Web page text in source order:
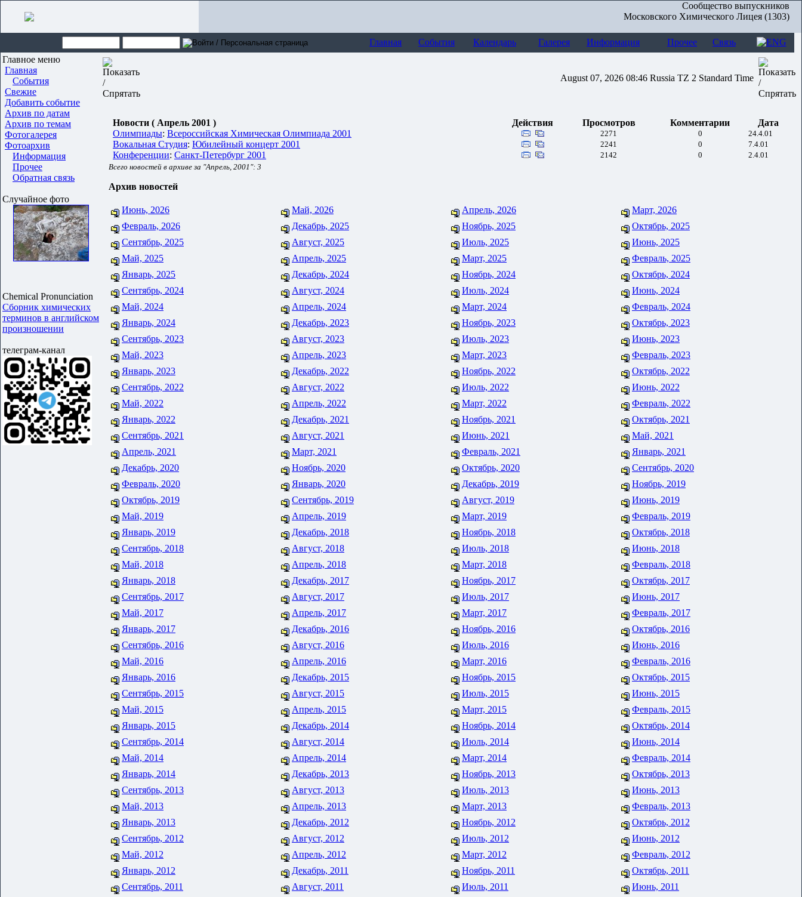
Сообщество выпускников
Московского Химического Лицея (1303)
Главная События Календарь Галерея Информация Прочее
Связь
Главное меню
Главная
События
Свежие
Добавить событие
Архив по датам
Архив по темам
Фотогалерея
Фотоархив
Информация
Прочее
Обратная связь
Случайное фото
Chemical Pronunciation
Сборник химических
терминов в английском
произношении
телеграм-канал
August 07, 2026 08:46 Russia TZ 2 Standard Time
Новости ( Апрель 2001 ) Действия Просмотров Комментарии
Дата
Олимпиады: Всероссийская Химическая Олимпиада 2001 2271 0 24.4.01
Вокальная Студия: Юбилейный концерт 2001 2241 0 7.4.01
Конференции: Санкт-Петербург 2001 2142 0
2.4.01
Всего новостей в архиве за "Апрель, 2001": 3
Архив новостей
Июнь, 2026 Май, 2026 Апрель, 2026
Март, 2026
Февраль, 2026
Декабрь, 2025 Ноябрь, 2025
Октябрь, 2025
Сентябрь, 2025
Август, 2025 Июль, 2025
Июнь, 2025
Май, 2025
Апрель, 2025 Март, 2025
Февраль, 2025
Январь, 2025
Декабрь, 2024 Ноябрь, 2024
Октябрь, 2024
Сентябрь, 2024
Август, 2024 Июль, 2024
Июнь, 2024
Май, 2024
Апрель, 2024 Март, 2024
Февраль, 2024
Январь, 2024
Декабрь, 2023 Ноябрь, 2023
Октябрь, 2023
Сентябрь, 2023
Август, 2023 Июль, 2023
Июнь, 2023
Май, 2023
Апрель, 2023 Март, 2023
Февраль, 2023
Январь, 2023
Декабрь, 2022 Ноябрь, 2022
Октябрь, 2022
Сентябрь, 2022
Август, 2022 Июль, 2022
Июнь, 2022
Май, 2022
Апрель, 2022 Март, 2022
Февраль, 2022
Январь, 2022
Декабрь, 2021 Ноябрь, 2021
Октябрь, 2021
Сентябрь, 2021
Август, 2021 Июнь, 2021
Май, 2021
Апрель, 2021
Март, 2021 Февраль, 2021
Январь, 2021
Декабрь, 2020
Ноябрь, 2020 Октябрь, 2020
Сентябрь, 2020
Февраль, 2020
Январь, 2020 Декабрь, 2019
Ноябрь, 2019
Октябрь, 2019
Сентябрь, 2019 Август, 2019
Июнь, 2019
Май, 2019
Апрель, 2019 Март, 2019
Февраль, 2019
Январь, 2019
Декабрь, 2018 Ноябрь, 2018
Октябрь, 2018
Сентябрь, 2018
Август, 2018 Июль, 2018
Июнь, 2018
Май, 2018
Апрель, 2018 Март, 2018
Февраль, 2018
Январь, 2018
Декабрь, 2017 Ноябрь, 2017
Октябрь, 2017
Сентябрь, 2017
Август, 2017 Июль, 2017
Июнь, 2017
Май, 2017
Апрель, 2017 Март, 2017
Февраль, 2017
Январь, 2017
Декабрь, 2016 Ноябрь, 2016
Октябрь, 2016
Сентябрь, 2016
Август, 2016 Июль, 2016
Июнь, 2016
Май, 2016
Апрель, 2016 Март, 2016
Февраль, 2016
Январь, 2016
Декабрь, 2015 Ноябрь, 2015
Октябрь, 2015
Сентябрь, 2015
Август, 2015 Июль, 2015
Июнь, 2015
Май, 2015
Апрель, 2015 Март, 2015
Февраль, 2015
Январь, 2015
Декабрь, 2014 Ноябрь, 2014
Октябрь, 2014
Сентябрь, 2014
Август, 2014 Июль, 2014
Июнь, 2014
Май, 2014
Апрель, 2014 Март, 2014
Февраль, 2014
Январь, 2014
Декабрь, 2013 Ноябрь, 2013
Октябрь, 2013
Сентябрь, 2013
Август, 2013 Июль, 2013
Июнь, 2013
Май, 2013
Апрель, 2013 Март, 2013
Февраль, 2013
Январь, 2013
Декабрь, 2012 Ноябрь, 2012
Октябрь, 2012
Сентябрь, 2012
Август, 2012 Июль, 2012
Июнь, 2012
Май, 2012
Апрель, 2012 Март, 2012
Февраль, 2012
Январь, 2012
Декабрь, 2011 Ноябрь, 2011
Октябрь, 2011
Сентябрь, 2011
Август, 2011 Июль, 2011
Июнь, 2011